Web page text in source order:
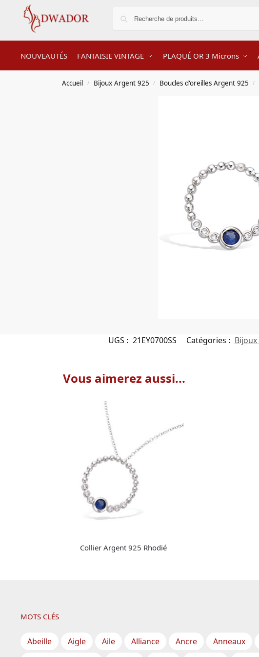
NOUVEAUTÉS FANTAISIE VINTAGE PLAQUÉ OR 3 Microns
Accueil / Bijoux Argent 925 / Boucles d'oreilles Argent 925 /
UGS : 21EY0700SS Catégories :
Vous aimerez aussi...
Collier Argent 925 Rhodié
MOTS CLÉS
Abeille Aigle Aile Alliance Ancre Anneaux